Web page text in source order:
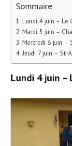
Sommaire
Lundi 4 juin – Le
Mardi 5 juin –
Mercredi 6 juin –
Jeudi 7 juin – St-
Lundi 4 juin –